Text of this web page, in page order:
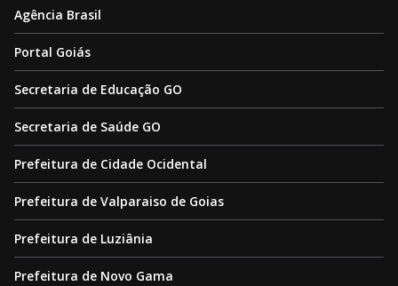
Agência Brasil
Portal Goiás
Secretaria de Educação GO
Secretaria de Saúde GO
Prefeitura de Cidade Ocidental
Prefeitura de Valparaiso de Goias
Prefeitura de Luziânia
Prefeitura de Novo Gama